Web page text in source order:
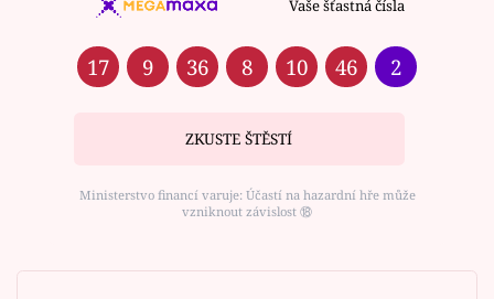
Vaše šťastná čísla
17 9 36 8 10 46 2
ZKUSTE ŠTĚSTÍ
Ministerstvo financí varuje: Účastí na hazardní hře může
vzniknout závislost ⑱